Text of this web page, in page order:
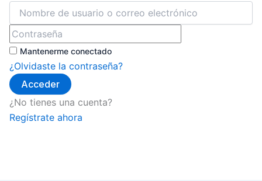
Mantenerme conectado
¿Olvidaste la contraseña?
Acceder
¿No tienes una cuenta?
Regístrate ahora